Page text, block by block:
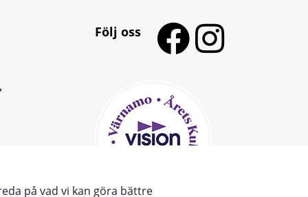
på vad vi kan göra bättre
Följ oss